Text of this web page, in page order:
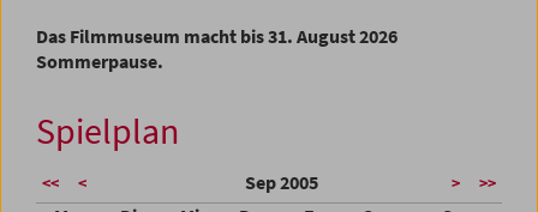
Das Filmmuseum macht bis 31. August 2026
Sommerpause.
Spielplan
<< < Sep 2005 > >>